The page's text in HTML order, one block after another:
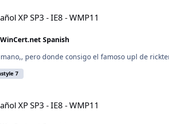
XP SP3 - IE8 - WMP11
WinCert.net Spanish
pero donde consigo el famoso upl de
7
XP SP3 - IE8 - WMP11